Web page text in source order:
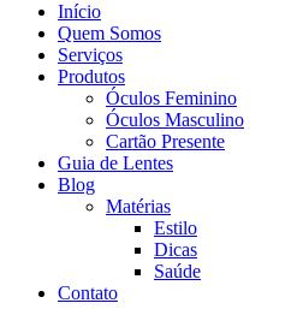
Início
Quem Somos
Serviços
Produtos
Óculos Feminino
Óculos Masculino
Cartão Presente
Guia de Lentes
Blog
Matérias
Estilo
Dicas
Saúde
Contato